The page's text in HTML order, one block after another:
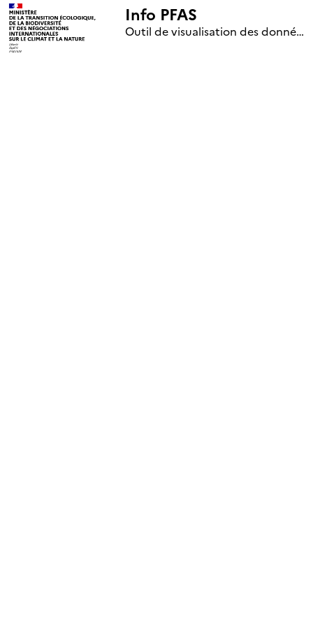
Info PFAS
Outil de visualisation des données nationales de surveillance des substances PFAS (mise à jour le 1er jour de chaque mois)
+
–